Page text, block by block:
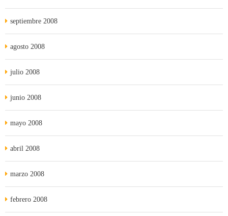
septiembre 2008
agosto 2008
julio 2008
junio 2008
mayo 2008
abril 2008
marzo 2008
febrero 2008